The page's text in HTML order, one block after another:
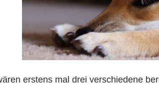
erstens mal drei verschiedene